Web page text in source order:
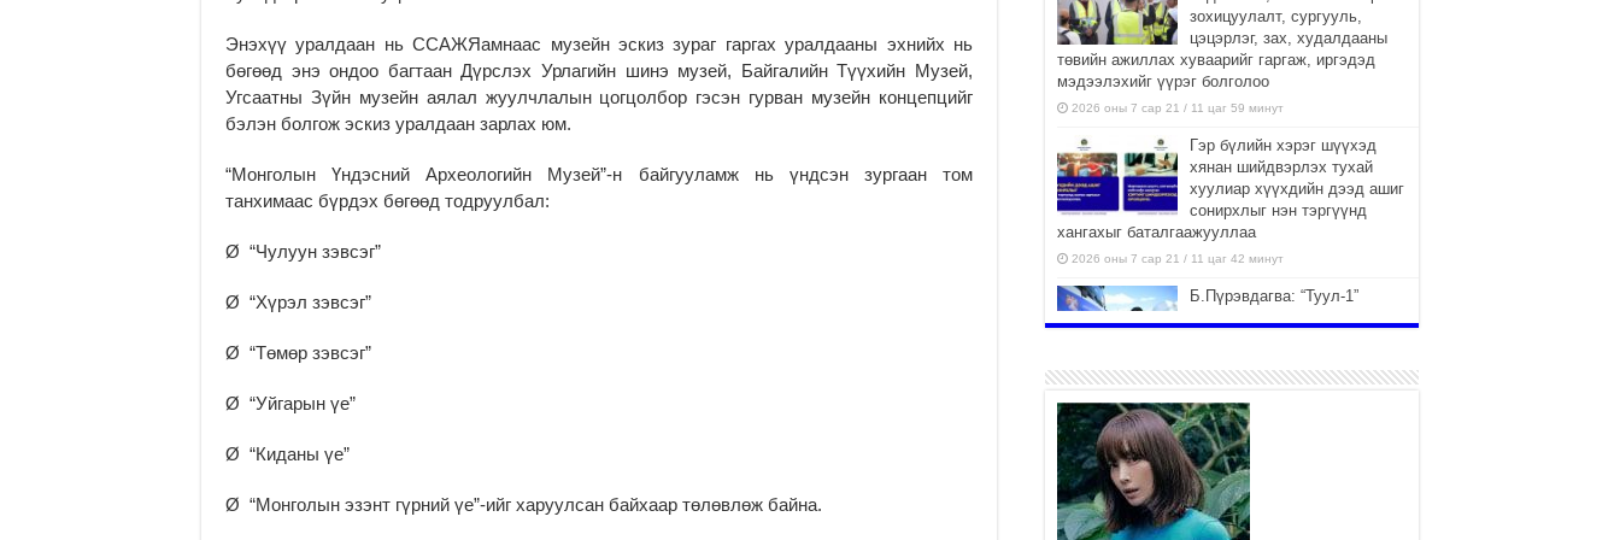
Энэхүү уралдаан нь ССАЖЯамнаас музейн эскиз зураг гаргах уралдааны эхнийх нь
бөгөөд энэ ондоо багтаан Дүрслэх Урлагийн шинэ музей, Байгалийн Түүхийн Музей,
Угсаатны Зүйн музейн аялал жуулчлалын цогцолбор гэсэн гурван музейн концепцийг
бэлэн болгож эскиз уралдаан зарлах юм.
“Монголын Үндэсний Археологийн Музей”-н байгууламж нь үндсэн зургаан том
танхимаас бүрдэх бөгөөд тодруулбал:
Ø “Чулуун зэвсэг”
Ø “Хүрэл зэвсэг”
Ø “Төмөр зэвсэг”
Ø “Уйгарын үе”
Ø “Киданы үе”
Ø “Монголын эзэнт гүрний үе”-ийг харуулсан байхаар төлөвлөж байна.
зохицуулалт, сургууль,
цэцэрлэг, зах, худалдааны
төвийн ажиллах хуваарийг гаргаж, иргэдэд
мэдээлэхийг үүрэг болголоо
2026 оны 7 сар 21 / 11 цаг 59 минут
Гэр бүлийн хэрэг шүүхэд
хянан шийдвэрлэх тухай
хуулиар хүүхдийн дээд ашиг
сонирхлыг нэн тэргүүнд
хангахыг баталгаажууллаа
2026 оны 7 сар 21 / 11 цаг 42 минут
Б.Пүрэвдагва: “Туул-1”
2026 оны 7 сар 21 / 10 цаг 15 минут
НИЙСЛЭЛ, АЙМГИЙН
УДИРДЛАГУУДЫН АЖЛЫГ
ХҮНД СУРТЛЫГ БУУРУУЛЖ,
ИРГЭД, АЖ АХУЙН НЭГЖИЙН
АЧААГ ХЭРХЭН ХӨНГӨЛСНӨӨР ДҮГНЭНЭ